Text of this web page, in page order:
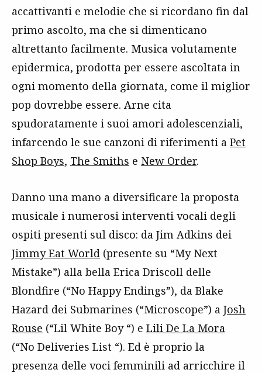
accattivanti e melodie che si ricordano fin dal
primo ascolto, ma che si dimenticano
altrettanto facilmente. Musica volutamente
epidermica, prodotta per essere ascoltata in
ogni momento della giornata, come il miglior
pop dovrebbe essere. Arne cita
spudoratamente i suoi amori adolescenziali,
infarcendo le sue canzoni di riferimenti a Pet
Shop Boys, The Smiths e New Order.
Danno una mano a diversificare la proposta
musicale i numerosi interventi vocali degli
ospiti presenti sul disco: da Jim Adkins dei
Jimmy Eat World (presente su “My Next
Mistake”) alla bella Erica Driscoll delle
Blondfire (“No Happy Endings”), da Blake
Hazard dei Submarines (“Microscope”) a Josh
Rouse (“Lil White Boy “) e Lili De La Mora
(“No Deliveries List “). Ed è proprio la
presenza delle voci femminili ad arricchire il